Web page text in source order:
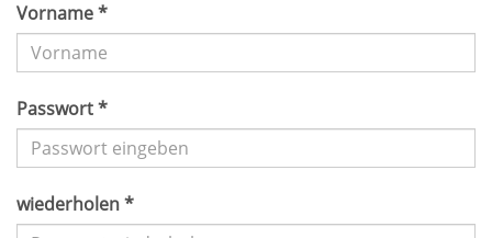
Vorname *
Passwort *
wiederholen *